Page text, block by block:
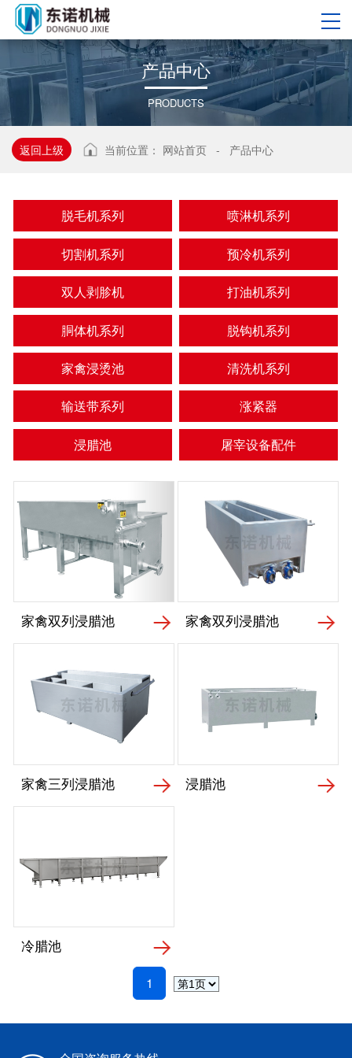
产品中心
PRODUCTS
返回上级 当前位置： 网站首页 - 产品中心
脱毛机系列 喷淋机系列
切割机系列 预冷机系列
双人剥胗机 打油机系列
胴体机系列 脱钩机系列
家禽浸烫池 清洗机系列
输送带系列 涨紧器
浸腊池 屠宰设备配件
家禽双列浸腊池 家禽双列浸腊池
家禽三列浸腊池 浸腊池
冷腊池
1